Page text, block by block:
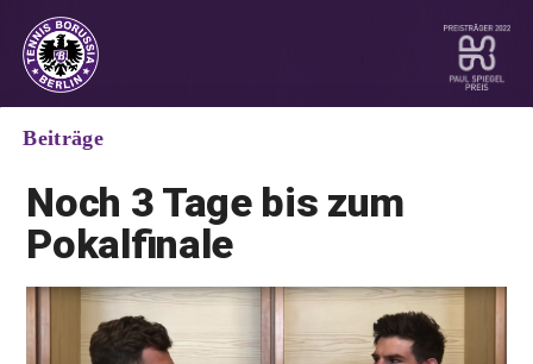
Beiträge
Noch 3 Tage bis zum
Pokalfinale